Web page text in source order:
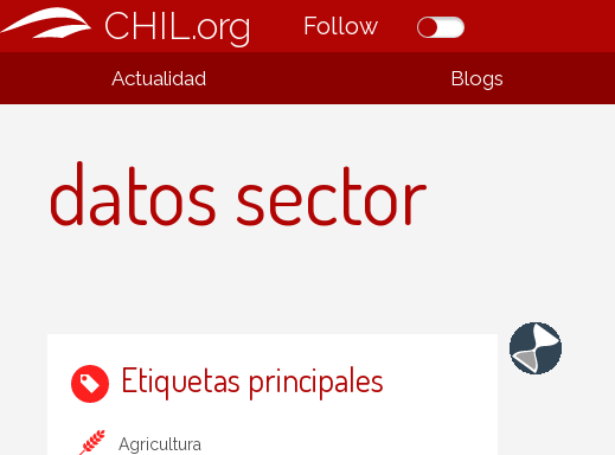
CHIL.org Follow
Actualidad Blogs
datos sector
Etiquetas principales
Agricultura